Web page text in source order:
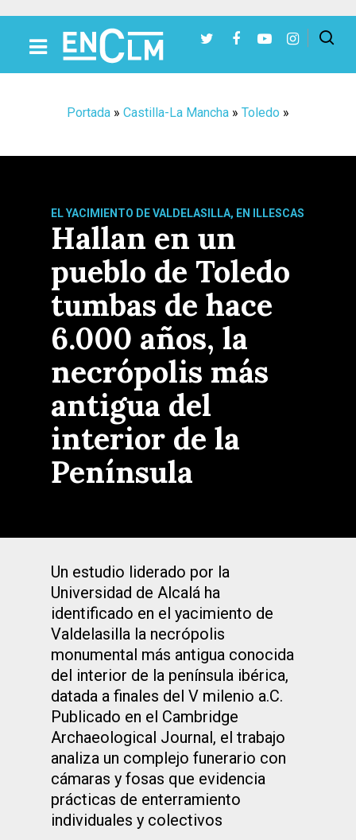
Portada » Castilla-La Mancha » Toledo »
EL YACIMIENTO DE VALDELASILLA, EN ILLESCAS
Hallan en un
pueblo de Toledo
tumbas de hace
6.000 años, la
necrópolis más
antigua del
interior de la
Península
Un estudio liderado por la
Universidad de Alcalá ha
identificado en el yacimiento de
Valdelasilla la necrópolis
monumental más antigua conocida
del interior de la península ibérica,
datada a finales del V milenio a.C.
Publicado en el Cambridge
Archaeological Journal, el trabajo
analiza un complejo funerario con
cámaras y fosas que evidencia
prácticas de enterramiento
individuales y colectivos